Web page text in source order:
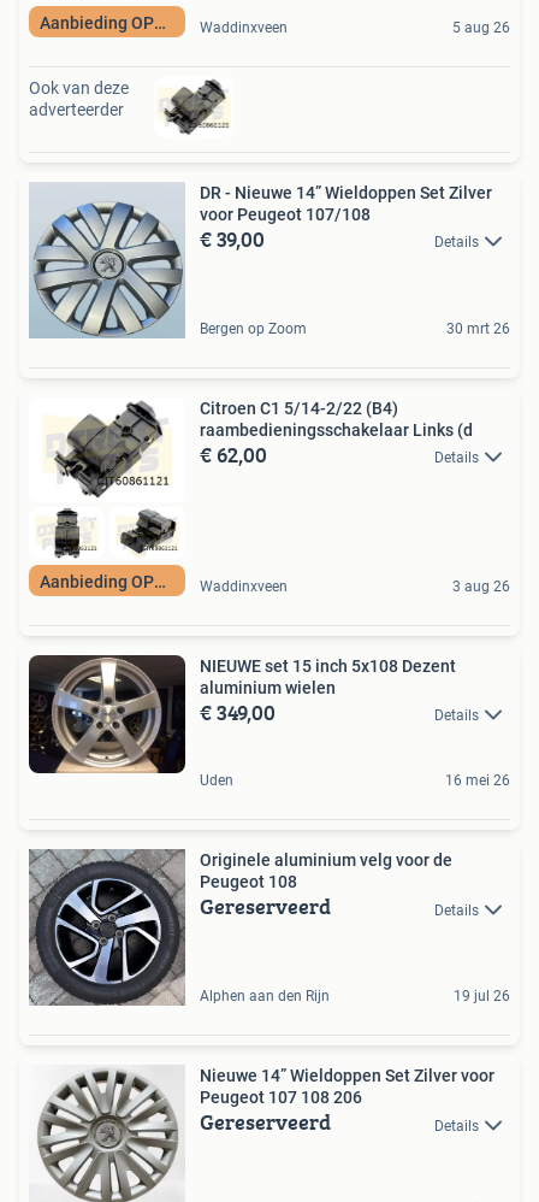
Aanbieding OP=OP Waddinxveen 5 aug 26
Ook van deze
adverteerder
DR - Nieuwe 14” Wieldoppen Set Zilver
voor Peugeot 107/108
€ 39,00 Details
Bergen op Zoom 30 mrt 26
Aanbieding OP=OP
Citroen C1 5/14-2/22 (B4)
raambedieningsschakelaar Links (d
€ 62,00 Details
Waddinxveen 3 aug 26
NIEUWE set 15 inch 5x108 Dezent
aluminium wielen
€ 349,00 Details
Uden 16 mei 26
Originele aluminium velg voor de
Peugeot 108
Gereserveerd Details
Alphen aan den Rijn 19 jul 26
Nieuwe 14” Wieldoppen Set Zilver voor
Peugeot 107 108 206
Gereserveerd Details